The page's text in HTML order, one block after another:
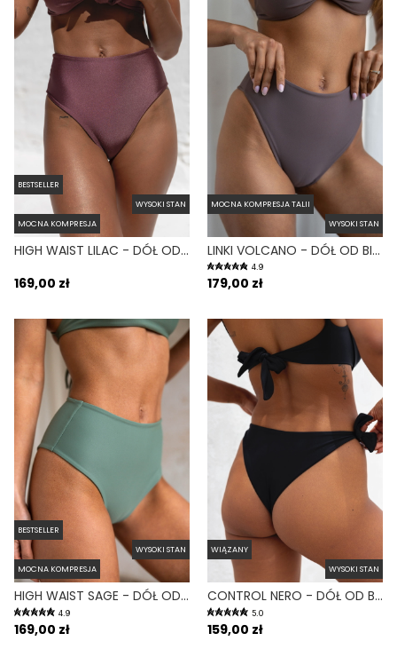
BESTSELLER
WYSOKI STAN
MOCNA KOMPRESJA
HIGH WAIST LILAC - DÓŁ OD BIKINI WYSOKI STAN FIGI FIOLETOWY
169,00 zł
MOCNA KOMPRESJA TALII
WYSOKI STAN
LINKI VOLCANO - DÓŁ OD BIKINI WYSOKI STAN BRAZYLIANY FIOLETOWY
4.9
179,00 zł
BESTSELLER
WYSOKI STAN
MOCNA KOMPRESJA
HIGH WAIST SAGE - DÓŁ OD BIKINI WYSOKI STAN FIGI ZIELONY
4.9
169,00 zł
WIĄZANY
WYSOKI STAN
CONTROL NERO - DÓŁ OD BIKINI WYSOKI STAN WIĄZANY WYCIĘTY CZARNY
5.0
159,00 zł